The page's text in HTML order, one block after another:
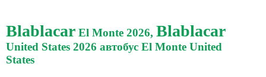
Blablacar El Monte 2026, Blablacar
United States 2026 автобус El Monte United
States